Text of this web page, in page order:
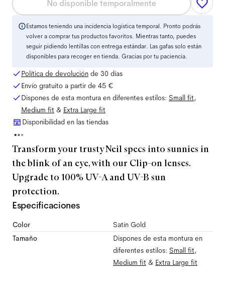
No disponible temporalmente
Estamos teniendo una incidencia logística temporal. Pronto podrás
volver a comprar tus productos favoritos. Mientras tanto, puedes
seguir pidiendo lentillas con entrega estándar. Las gafas solo están
disponibles para recoger en tienda. Gracias por tu paciencia.
Política de devolución de 30 días
Envío gratuito a partir de 45 €
Dispones de esta montura en diferentes estilos: Small fit,
Medium fit & Extra Large fit
Disponibilidad en las tiendas
Transform your trusty Neil specs into sunnies in
the blink of an eye, with our Clip-on lenses.
Upgrade to 100% UV-A and UV-B sun
protection.
Especificaciones
Color
Satin Gold
Tamaño
Dispones de esta montura en
diferentes estilos: Small fit,
Medium fit & Extra Large fit